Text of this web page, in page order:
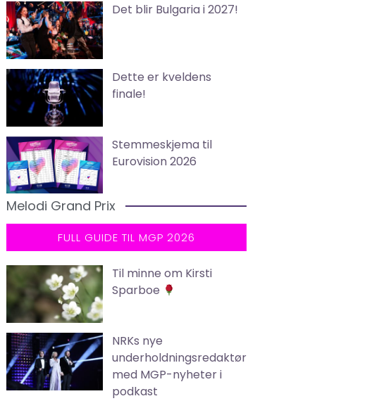
Det blir Bulgaria i 2027!
Dette er kveldens
finale!
Stemmeskjema til
Eurovision 2026
Melodi Grand Prix
FULL GUIDE TIL MGP 2026
Til minne om Kirsti
Sparboe
NRKs nye
underholdningsredaktør
med MGP-nyheter i
podkast